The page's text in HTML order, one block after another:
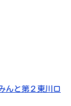
んと第２東川口